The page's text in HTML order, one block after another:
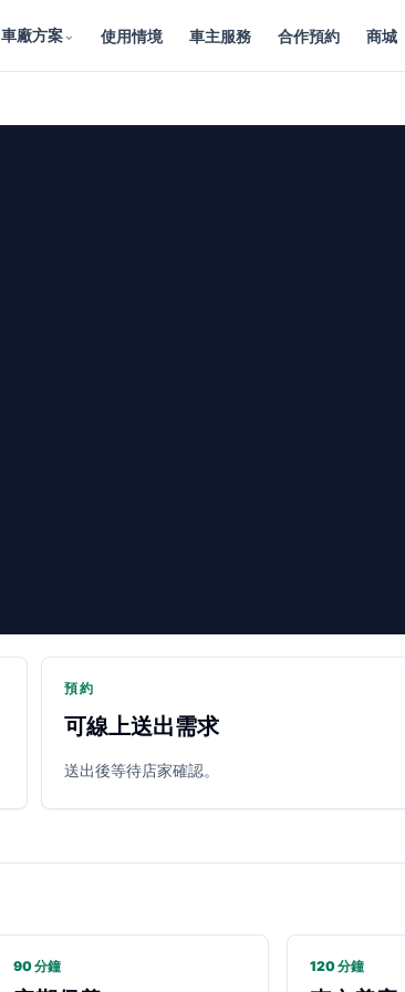
車廠方案⌄ 使用情境 車主服務 合作預約 商城
預約
可線上送出需求
送出後等待店家確認。
90 分鐘 120 分鐘